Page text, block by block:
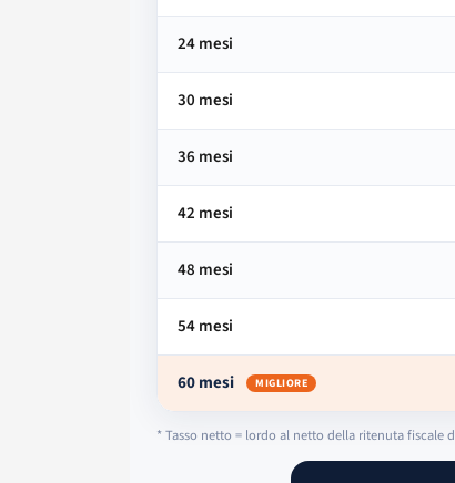
24 mesi
30 mesi
36 mesi
42 mesi
48 mesi
54 mesi
60 mesi MIGLIORE
* Tasso netto = lordo al netto della ritenuta